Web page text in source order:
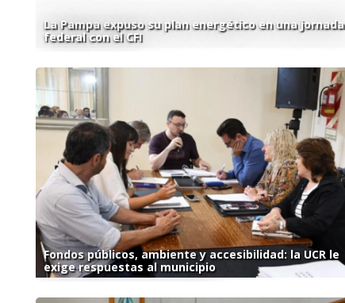
La Pampa expuso su plan energético en una jornada
federal con el CFI
Fondos públicos, ambiente y accesibilidad: la UCR le
exige respuestas al municipio